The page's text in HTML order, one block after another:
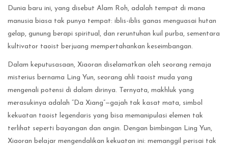
Dunia baru ini, yang disebut Alam Roh, adalah tempat di mana
manusia biasa tak punya tempat: iblis-iblis ganas menguasai hutan
gelap, gunung berapi spiritual, dan reruntuhan kuil purba, sementara
kultivator taoist berjuang mempertahankan keseimbangan.
Dalam keputusasaan, Xiaoran diselamatkan oleh seorang remaja
misterius bernama Ling Yun, seorang ahli taoist muda yang
mengenali potensi di dalam dirinya. Ternyata, makhluk yang
merasukinya adalah “Da Xiang”—gajah tak kasat mata, simbol
kekuatan taoist legendaris yang bisa memanipulasi elemen tak
terlihat seperti bayangan dan angin. Dengan bimbingan Ling Yun,
Xiaoran belajar mengendalikan kekuatan ini: memanggil perisai tak